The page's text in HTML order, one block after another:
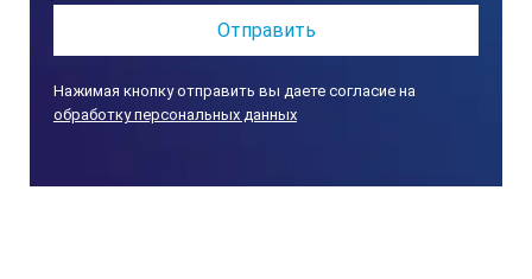
30-90°
Нажимая кнопку отправить вы даете согласие на
обработку персональных данных